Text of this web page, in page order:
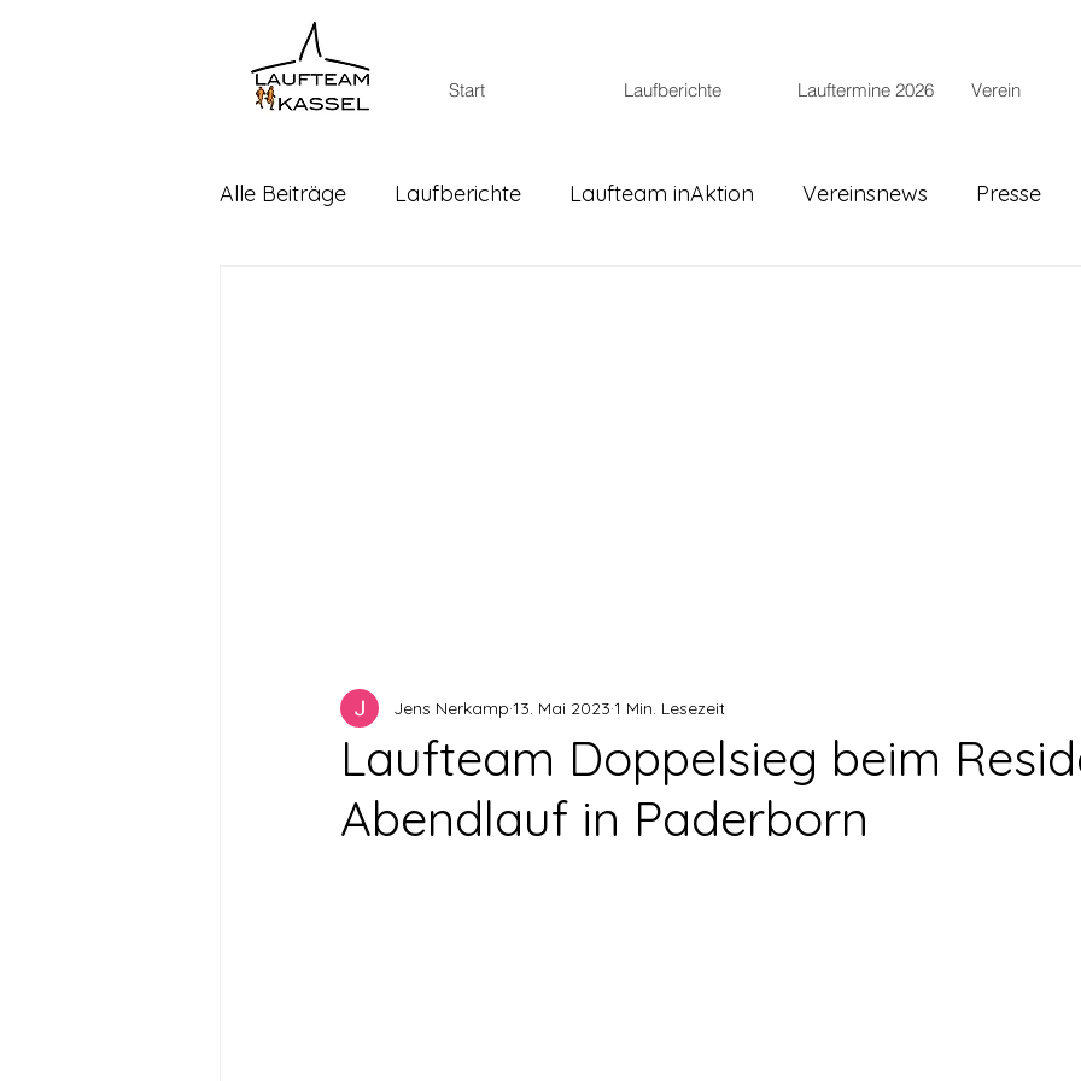
Start Laufberichte Lauftermine 2026 Verein
Alle Beiträge Laufberichte Laufteam inAktion Vereinsnews Presse
Laufteam Doppelsieg beim
Abendlauf in Paderborn
Jens Nerkamp 13. Mai 2023 1 Min. Lesezeit